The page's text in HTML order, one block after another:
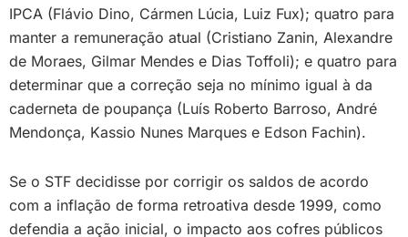
IPCA (Flávio Dino, Cármen Lúcia, Luiz Fux); quatro para
manter a remuneração atual (Cristiano Zanin, Alexandre
de Moraes, Gilmar Mendes e Dias Toffoli); e quatro para
determinar que a correção seja no mínimo igual à da
caderneta de poupança (Luís Roberto Barroso, André
Mendonça, Kassio Nunes Marques e Edson Fachin).
Se o STF decidisse por corrigir os saldos de acordo
com a inflação de forma retroativa desde 1999, como
defendia a ação inicial, o impacto aos cofres públicos